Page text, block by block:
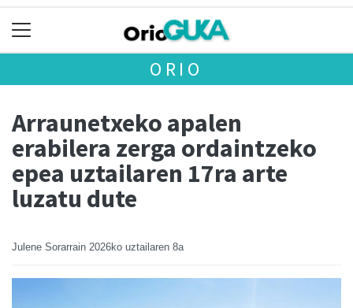
ORIO
Arraunetxeko apalen
erabilera zerga ordaintzeko
epea uztailaren 17ra arte
luzatu dute
Julene Sorarrain 2026ko uztailaren 8a